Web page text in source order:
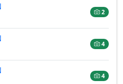
2
4
4